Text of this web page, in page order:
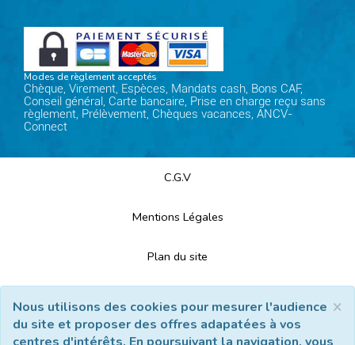
Modes de règlement acceptés
Chèque, Virement, Espèces, Mandats cash, Bons CAF,
Conseil général, Carte bancaire, Prise en charge reçu sans
règlement, Prélèvement, Chèques vacances, ANCV-
Connect
C.G.V
Mentions Légales
Plan du site
Nous contacter
×
Nous utilisons des cookies pour mesurer l'audience
du site et proposer des offres adapatées à vos